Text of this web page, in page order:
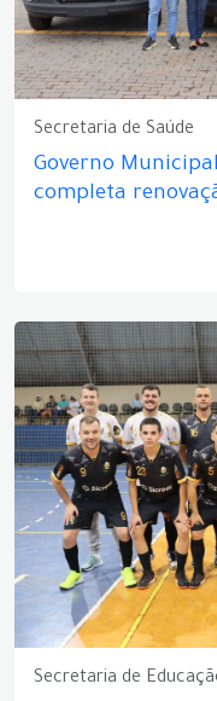
Secretaria de Saúde
Governo
completa
Secretaria de